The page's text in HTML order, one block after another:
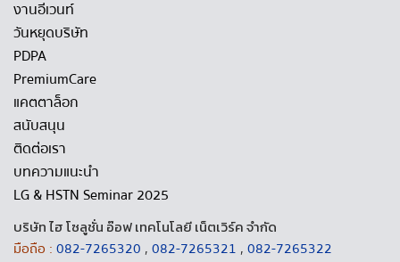
งานอีเวนท์
วันหยุดบริษัท
PDPA
PremiumCare
แคตตาล็อก
สนับสนุน
ติดต่อเรา
บทความแนะนำ
LG & HSTN Seminar 2025
บริษัท ไฮ โซลูชั่น อ๊อฟ เทคโนโลยี เน็ตเวิร์ค จำกัด
มือถือ : 082-7265320 , 082-7265321 , 082-7265322